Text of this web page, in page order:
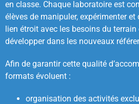
en classe. Chaque laboratoire est
élèves de manipuler, expérimenter et
lien étroit avec les besoins du
développer dans les nouveaux
Afin de garantir cette qualité
formats évoluent :
organisation des activités